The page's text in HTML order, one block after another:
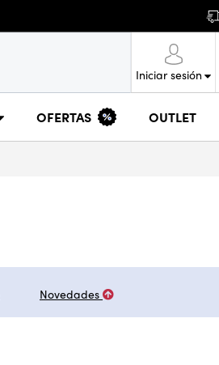
Iniciar sesión
OFERTAS OUTLET
Novedades